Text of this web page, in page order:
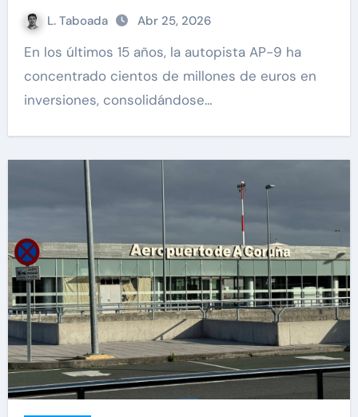
L. Taboada Abr 25, 2026
En los últimos 15 años, la autopista AP-9 ha
concentrado cientos de millones de euros en
inversiones, consolidándose…